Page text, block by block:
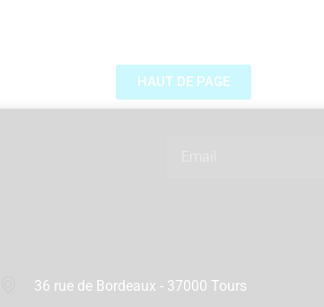
HAUT DE PAGE
36 rue de Bordeaux - 37000 Tours